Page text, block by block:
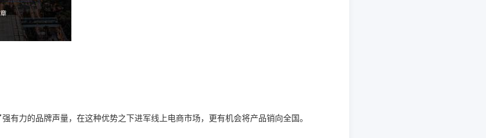
有力的品牌声量，在这种优势之下进军线上电商市场，更有机会将产品销向全国。